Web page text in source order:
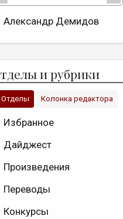
Александр Демидов
тделы и рубрики
Отделы Колонка редактора
Избранное
Дайджест
Произведения
Переводы
Конкурсы